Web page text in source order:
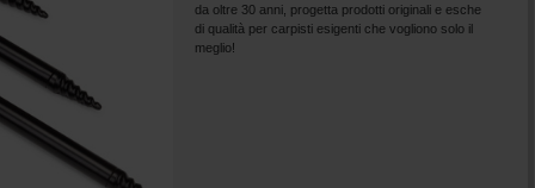
da oltre 30 anni, progetta prodotti originali e esche
di qualità per carpisti esigenti che vogliono solo il
meglio!